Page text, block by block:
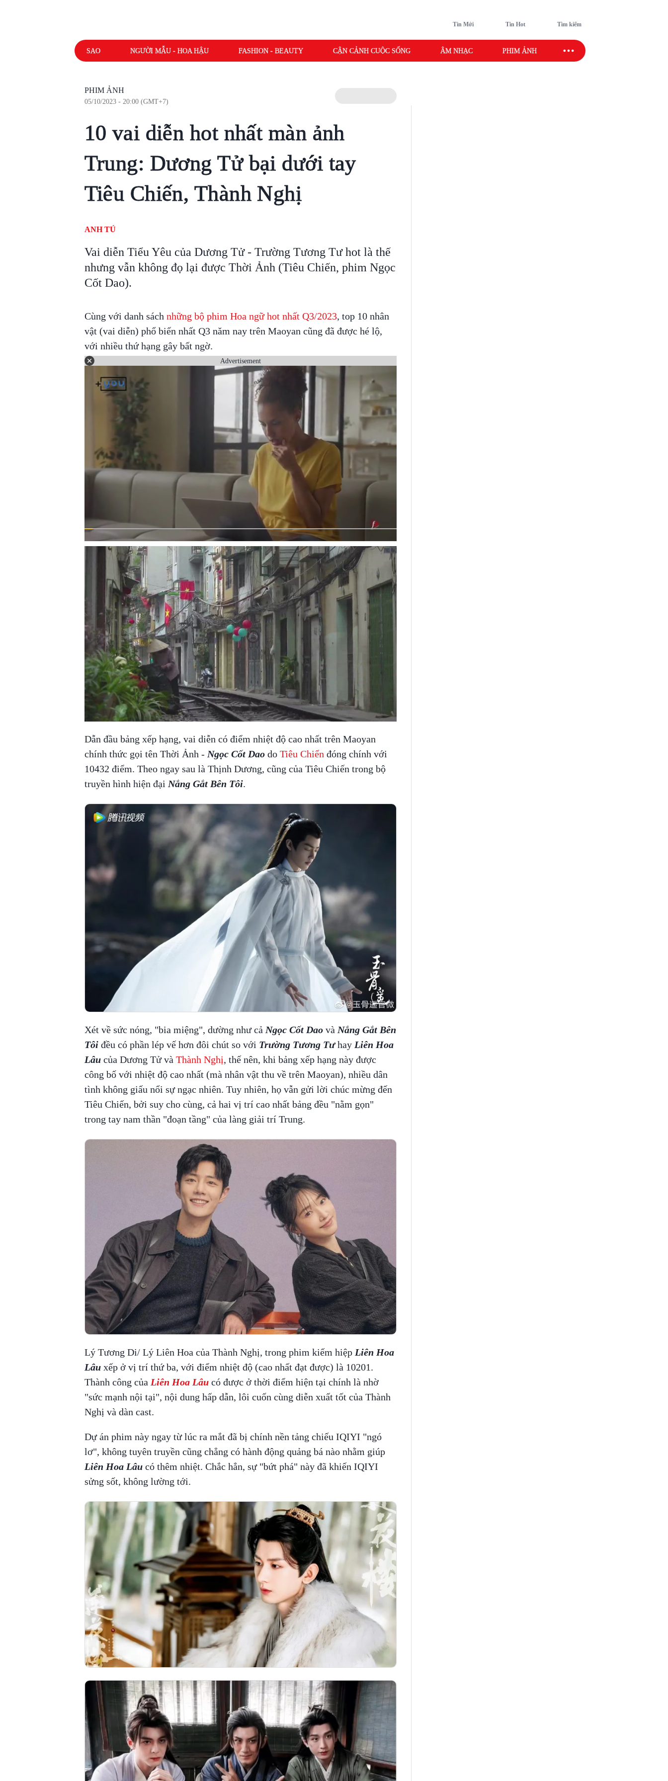
Tin Mới Tin Hot Tìm kiếm
SAO NGƯỜI MẪU - HOA HẬU FASHION - BEAUTY CẬN CẢNH CUỘC SỐNG ÂM NHẠC PHIM ẢNH SAO SPORT
PHIM ẢNH
05/10/2023 - 20:00 (GMT+7)
10 vai diễn hot nhất màn ảnh
Trung: Dương Tử bại dưới tay
Tiêu Chiến, Thành Nghị
ANH TÚ
Vai diễn Tiểu Yêu của Dương Tử - Trường Tương Tư hot là thế
nhưng vẫn không đọ lại được Thời Ảnh (Tiêu Chiến, phim Ngọc
Cốt Dao).
Cùng với danh sách những bộ phim Hoa ngữ hot nhất Q3/2023, top 10 nhân
vật (vai diễn) phổ biến nhất Q3 năm nay trên Maoyan cũng đã được hé lộ,
với nhiều thứ hạng gây bất ngờ.
Advertisement
00:00/00:59 VIETNAM HLS
Dẫn đầu bảng xếp hạng, vai diễn có điểm nhiệt độ cao nhất trên Maoyan
chính thức gọi tên Thời Ảnh - Ngọc Cốt DaodoTiêu Chiến đóng chính với
10432 điểm. Theo ngay sau là Thịnh Dương, cũng của Tiêu Chiến trong bộ
truyền hình hiện đại Nắng Gắt Bên Tôi.
Xét về sức nóng, "bia miệng", dường như cả Ngọc Cốt Dao và Nắng Gắt Bên
Tôiđều có phần lép vế hơn đôi chút so với Trường Tương Tưhay Liên Hoa
Lâucủa Dương Tử và Thành Nghị, thế nên, khi bảng xếp hạng này được
công bố với nhiệt độ cao nhất (mà nhân vật thu về trên Maoyan), nhiều dân
tình không giấu nổi sự ngạc nhiên. Tuy nhiên, họ vẫn gửi lời chúc mừng đến
Tiêu Chiến, bởi suy cho cùng, cả hai vị trí cao nhất bảng đều "nằm gọn"
trong tay nam thần "đoạn tầng" của làng giải trí Trung.
Lý Tương Di/ Lý Liên Hoa của Thành Nghị, trong phim kiếm hiệp Liên Hoa
Lâu xếp ở vị trí thứ ba, với điểm nhiệt độ (cao nhất đạt được) là 10201.
Thành công của Liên Hoa Lâu có được ở thời điểm hiện tại chính là nhờ
"sức mạnh nội tại", nội dung hấp dẫn, lôi cuốn cùng diễn xuất tốt của Thành
Nghị và dàn cast.
Dự án phim này ngay từ lúc ra mắt đã bị chính nền tảng chiếu IQIYI "ngó
lơ", không tuyên truyền cũng chẳng có hành động quảng bá nào nhằm giúp
Liên Hoa Lâu có thêm nhiệt. Chắc hẳn, sự "bứt phá" này đã khiến IQIYI
sửng sốt, không lường tới.